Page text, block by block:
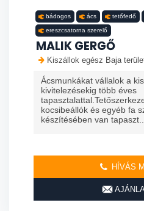
bádogos ács tetőfedő
ereszcsatorna szerelő
MALIK GERGŐ
Kiszállok egész Baja
Ácsmunkákat vállalok a
kivitelezésekig több éves
kocsibeállók és egyéb fa
készítésében van tapaszt...
HÍVÁS